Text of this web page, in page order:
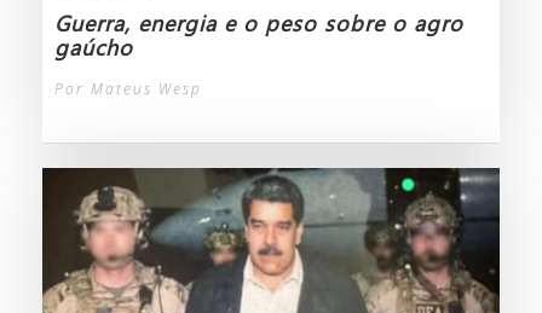
Guerra, energia e o peso sobre o agro
gaúcho
Por Mateus Wesp